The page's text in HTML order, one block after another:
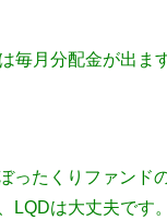
毎月分配金が出ます
ったくりファンド
LQDは大丈夫です